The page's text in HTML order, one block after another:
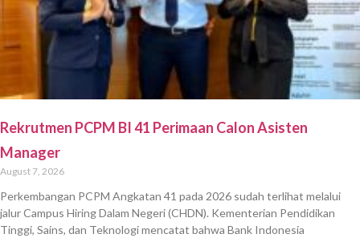
Rekrutmen PCPM BI 41 Perimaan Calon Asisten
Manager
August 7, 2026
Perkembangan PCPM Angkatan 41 pada 2026 sudah terlihat melalui
jalur Campus Hiring Dalam Negeri (CHDN). Kementerian Pendidikan
Tinggi, Sains, dan Teknologi mencatat bahwa Bank Indonesia